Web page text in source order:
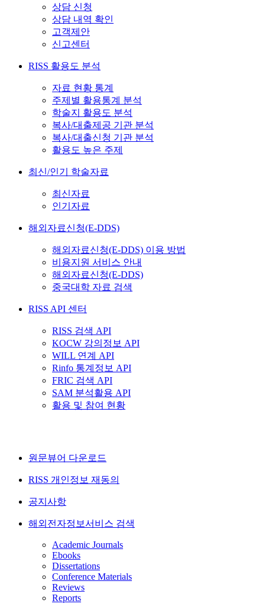
상담 신청
상담 내역 확인
고객제안
신고센터
RISS 활용도 분석
자료 현황 통계
주제별 활용통계 분석
학술지 활용도 분석
복사/대출제공 기관 분석
복사/대출신청 기관 분석
활용도 높은 주제
최신/인기 학술자료
최신자료
인기자료
해외자료신청(E-DDS)
해외자료신청(E-DDS) 이용 방법
비용지원 서비스 안내
해외자료신청(E-DDS)
중국대학 자료 검색
RISS API 센터
RISS 검색 API
KOCW 강의정보 API
WILL 연계 API
Rinfo 통계정보 API
FRIC 검색 API
SAM 분석활용 API
활용 및 참여 현황
원문뷰어 다운로드
RISS 개인정보 재동의
공지사항
해외전자정보서비스 검색
Academic Journals
Ebooks
Dissertations
Conference Materials
Reviews
Reports